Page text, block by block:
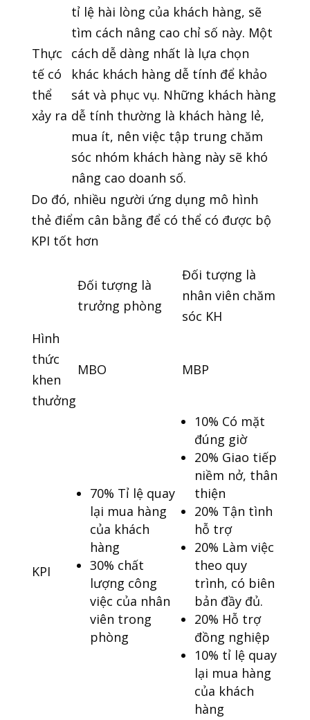
Thực
tế có
thể
xảy ra
tỉ lệ hài lòng của khách hàng, sẽ
tìm cách nâng cao chỉ số này. Một
cách dễ dàng nhất là lựa chọn
khác khách hàng dễ tính để khảo
sát và phục vụ. Những khách hàng
dễ tính thường là khách hàng lẻ,
mua ít, nên việc tập trung chăm
sóc nhóm khách hàng này sẽ khó
nâng cao doanh số.
Do đó, nhiều người ứng dụng mô hình
thẻ điểm cân bằng để có thể có được bộ
KPI tốt hơn
Đối tượng là
trưởng phòng
Đối tượng là
nhân viên chăm
sóc KH
Hình
thức
khen
thưởng
MBO MBP
KPI
70% Tỉ lệ quay
lại mua hàng
của khách
hàng
30% chất
lượng công
việc của nhân
viên trong
phòng
10% Có mặt
đúng giờ
20% Giao tiếp
niềm nở, thân
thiện
20% Tận tình
hỗ trợ
20% Làm việc
theo quy
trình, có biên
bản đầy đủ.
20% Hỗ trợ
đồng nghiệp
10% tỉ lệ quay
lại mua hàng
của khách
hàng